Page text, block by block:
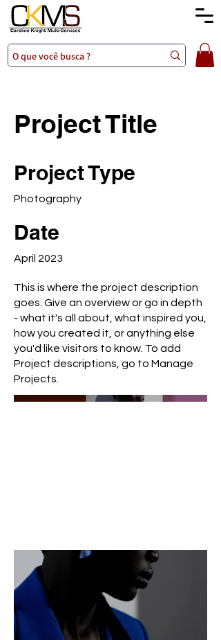
Project Title
Project Type
Photography
Date
April 2023
This is where the project description
goes. Give an overview or go in depth
- what it's all about, what inspired you,
how you created it, or anything else
you'd like visitors to know. To add
Project descriptions, go to Manage
Projects.